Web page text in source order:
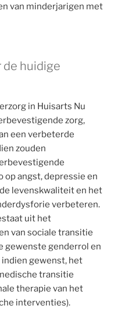
van minderjarigen met
huidige
in Huisarts Nu
zorg,
een verbeterde
zouden
op angst, depressie en
levenskwaliteit en het
verbeteren.
uit het
van sociale transitie
gewenste genderrol en
gewenst, het
transitie
therapie van het
interventies).